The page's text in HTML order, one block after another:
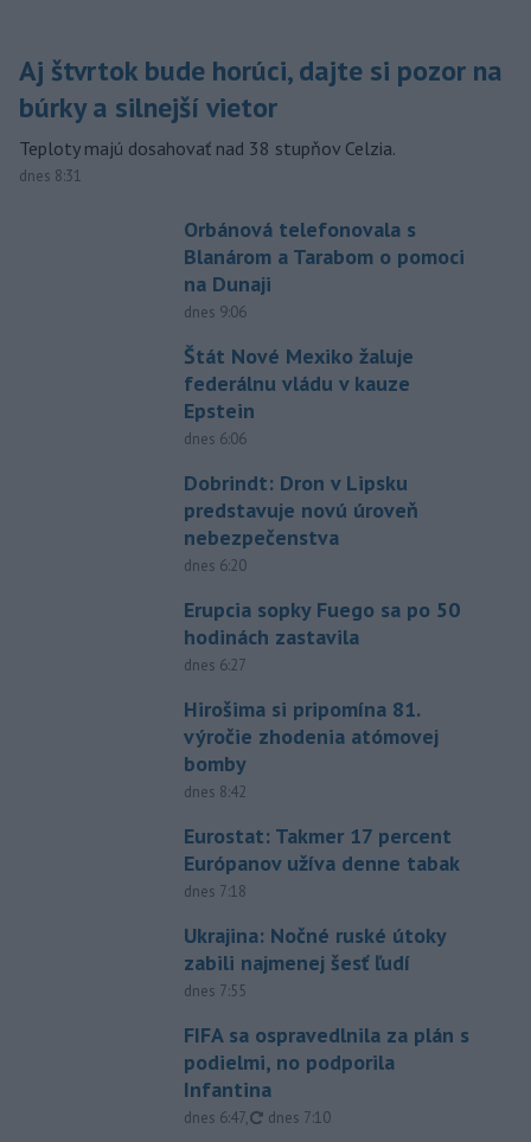
Aj štvrtok bude horúci, dajte si pozor na
búrky a silnejší vietor
Teploty majú dosahovať nad 38 stupňov Celzia.
dnes 8:31
Orbánová telefonovala s
Blanárom a Tarabom o pomoci
na Dunaji
dnes 9:06
Štát Nové Mexiko žaluje
federálnu vládu v kauze
Epstein
dnes 6:06
Dobrindt: Dron v Lipsku
predstavuje novú úroveň
nebezpečenstva
dnes 6:20
Erupcia sopky Fuego sa po 50
hodinách zastavila
dnes 6:27
Hirošima si pripomína 81.
výročie zhodenia atómovej
bomby
dnes 8:42
Eurostat: Takmer 17 percent
Európanov užíva denne tabak
dnes 7:18
Ukrajina: Nočné ruské útoky
zabili najmenej šesť ľudí
dnes 7:55
FIFA sa ospravedlnila za plán s
podielmi, no podporila
Infantina
dnes 6:47, aktualizované
dnes 7:10